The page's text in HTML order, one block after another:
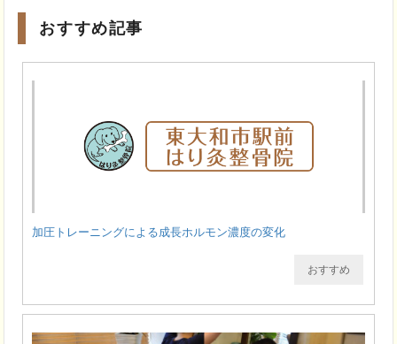
おすすめ記事
加圧トレーニングによる成長ホルモン濃度の変化
おすすめ